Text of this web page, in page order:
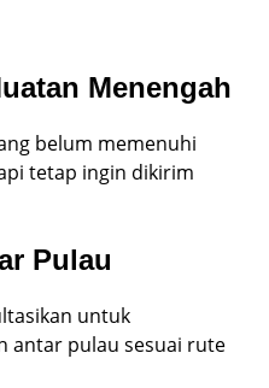
Menengah
belum memenuhi
tetap ingin dikirim
Pulau
untuk
antar pulau sesuai rute